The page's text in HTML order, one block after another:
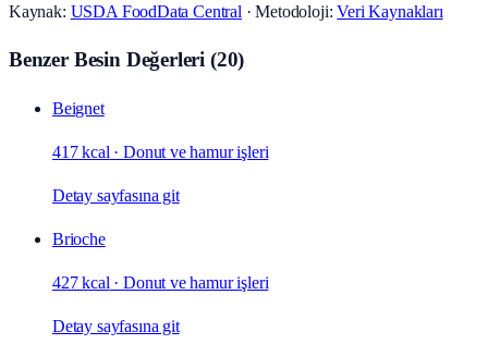
Kaynak: USDA FoodData Central · Metodoloji:Veri Kaynakları
Benzer Besin Değerleri (20)
Beignet
417 kcal ·Donut ve hamur işleri
Detay sayfasına git
Brioche
427 kcal ·Donut ve hamur işleri
Detay sayfasına git